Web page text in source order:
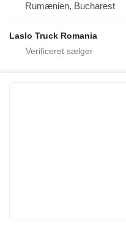
Rumænien, Bucharest
Laslo Truck Romania